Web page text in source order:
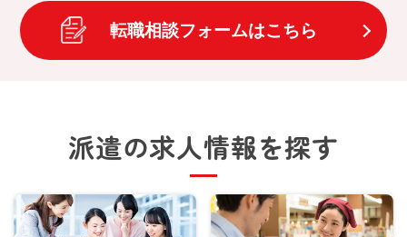
転職相談フォームはこちら
派遣の求人情報を探す